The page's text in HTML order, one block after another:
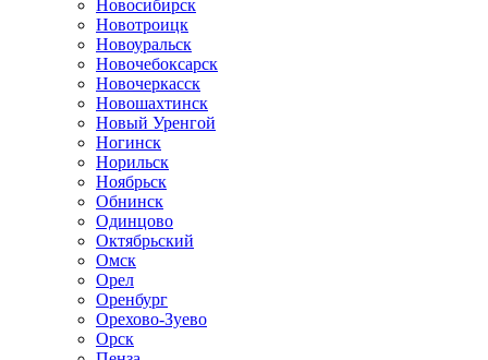
Новосибирск
Новотроицк
Новоуральск
Новочебоксарск
Новочеркасск
Новошахтинск
Новый Уренгой
Ногинск
Норильск
Ноябрьск
Обнинск
Одинцово
Октябрьский
Омск
Орел
Оренбург
Орехово-Зуево
Орск